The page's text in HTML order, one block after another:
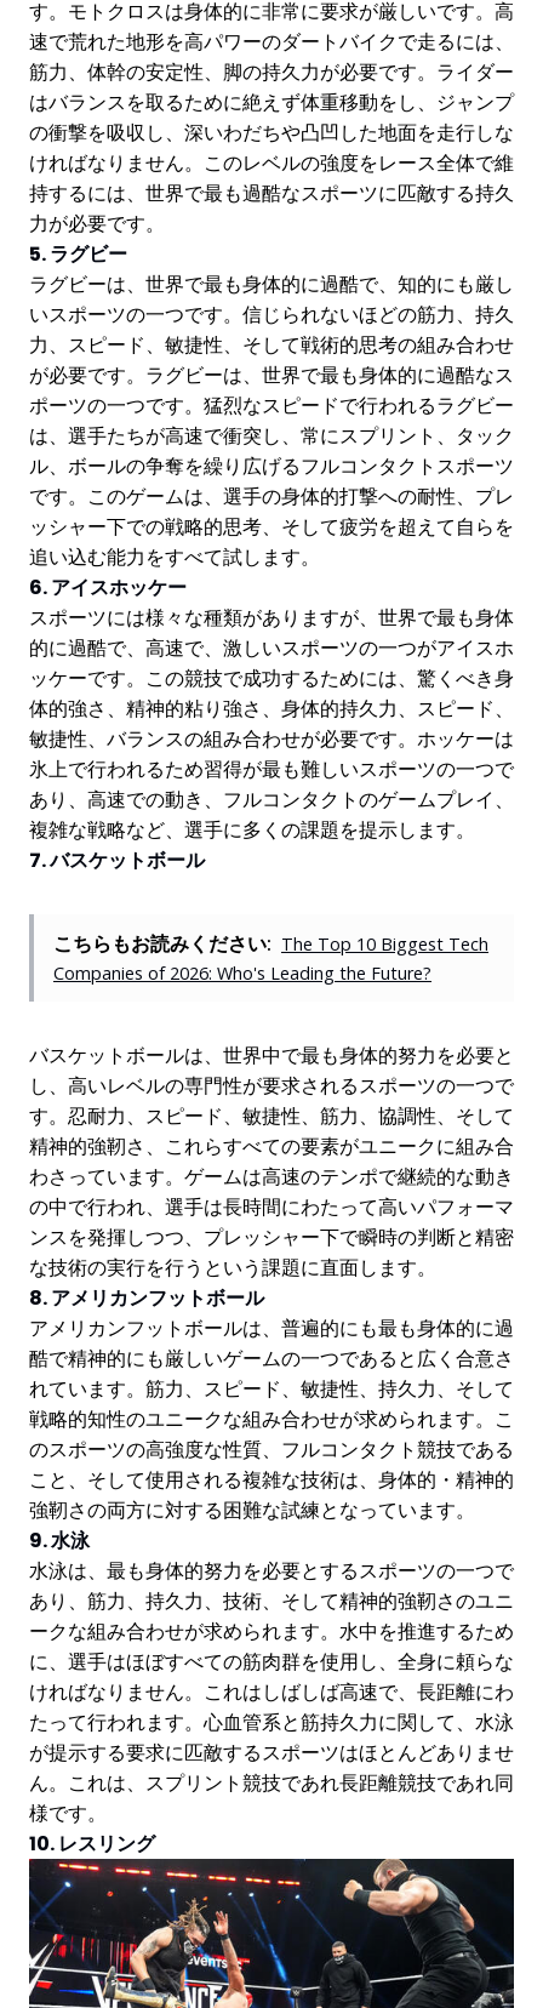
す。モトクロスは身体的に非常に要求が厳しいです。高
速で荒れた地形を高パワーのダートバイクで走るには、
筋力、体幹の安定性、脚の持久力が必要です。ライダー
はバランスを取るために絶えず体重移動をし、ジャンプ
の衝撃を吸収し、深いわだちや凸凹した地面を走行しな
ければなりません。このレベルの強度をレース全体で維
持するには、世界で最も過酷なスポーツに匹敵する持久
力が必要です。
5. ラグビー
ラグビーは、世界で最も身体的に過酷で、知的にも厳し
いスポーツの一つです。信じられないほどの筋力、持久
力、スピード、敏捷性、そして戦術的思考の組み合わせ
が必要です。ラグビーは、世界で最も身体的に過酷なス
ポーツの一つです。猛烈なスピードで行われるラグビー
は、選手たちが高速で衝突し、常にスプリント、タック
ル、ボールの争奪を繰り広げるフルコンタクトスポーツ
です。このゲームは、選手の身体的打撃への耐性、プレ
ッシャー下での戦略的思考、そして疲労を超えて自らを
追い込む能力をすべて試します。
6. アイスホッケー
スポーツには様々な種類がありますが、世界で最も身体
的に過酷で、高速で、激しいスポーツの一つがアイスホ
ッケーです。この競技で成功するためには、驚くべき身
体的強さ、精神的粘り強さ、身体的持久力、スピード、
敏捷性、バランスの組み合わせが必要です。ホッケーは
氷上で行われるため習得が最も難しいスポーツの一つで
あり、高速での動き、フルコンタクトのゲームプレイ、
複雑な戦略など、選手に多くの課題を提示します。
7. バスケットボール
こちらもお読みください: The Top 10 Biggest Tech
Companies of 2026: Who's Leading the Future?
バスケットボールは、世界中で最も身体的努力を必要と
し、高いレベルの専門性が要求されるスポーツの一つで
す。忍耐力、スピード、敏捷性、筋力、協調性、そして
精神的強靭さ、これらすべての要素がユニークに組み合
わさっています。ゲームは高速のテンポで継続的な動き
の中で行われ、選手は長時間にわたって高いパフォーマ
ンスを発揮しつつ、プレッシャー下で瞬時の判断と精密
な技術の実行を行うという課題に直面します。
8. アメリカンフットボール
アメリカンフットボールは、普遍的にも最も身体的に過
酷で精神的にも厳しいゲームの一つであると広く合意さ
れています。筋力、スピード、敏捷性、持久力、そして
戦略的知性のユニークな組み合わせが求められます。こ
のスポーツの高強度な性質、フルコンタクト競技である
こと、そして使用される複雑な技術は、身体的・精神的
強靭さの両方に対する困難な試練となっています。
9. 水泳
水泳は、最も身体的努力を必要とするスポーツの一つで
あり、筋力、持久力、技術、そして精神的強靭さのユニ
ークな組み合わせが求められます。水中を推進するため
に、選手はほぼすべての筋肉群を使用し、全身に頼らな
ければなりません。これはしばしば高速で、長距離にわ
たって行われます。心血管系と筋持久力に関して、水泳
が提示する要求に匹敵するスポーツはほとんどありませ
ん。これは、スプリント競技であれ長距離競技であれ同
様です。
10. レスリング